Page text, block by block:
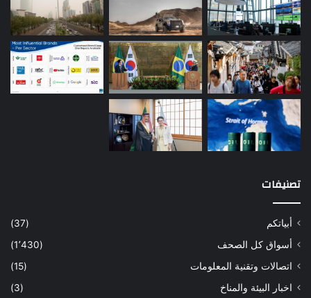
تصنيفات
أبياتكم
(37)
أسواق كل الصحف
(1٬430)
اتصالات وتقنية المعلومات
(15)
اخبار البيئة والمناخ
(3)